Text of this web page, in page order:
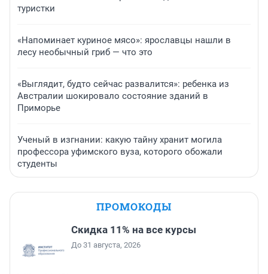
туристки
«Напоминает куриное мясо»: ярославцы нашли в
лесу необычный гриб — что это
«Выглядит, будто сейчас развалится»: ребенка из
Австралии шокировало состояние зданий в
Приморье
Ученый в изгнании: какую тайну хранит могила
профессора уфимского вуза, которого обожали
студенты
ПРОМОКОДЫ
Скидка 11% на все курсы
До 31 августа, 2026